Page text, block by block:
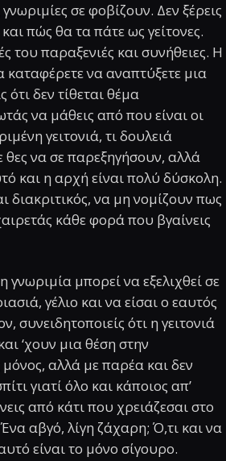
σε φοβίζουν. Δεν ξέρεις
πώς θα τα πάτε ως γείτονες.
του παραξενιές και συνήθειες. Η
να αναπτύξετε μια
δεν τίθεται θέμα
να μάθεις από που είναι οι
γειτονιά, τι δουλειά
θες να σε παρεξηγήσουν, αλλά
και η αρχή είναι πολύ δύσκολη.
διακριτικός, να μη νομίζουν πως
κάθε φορά που βγαίνεις
μπορεί να εξελιχθεί σε
γέλιο και να είσαι ο εαυτός
συνειδητοποιείς ότι η γειτονιά
‘χουν μια θέση στην
αλλά με παρέα και δεν
γιατί όλο και κάποιος απ’
από κάτι που χρειάζεσαι στο
αβγό, λίγη ζάχαρη; Ό,τι και να
είναι το μόνο σίγουρο.